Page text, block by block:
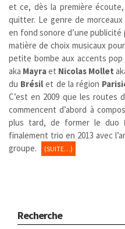
et ce, dès la première
quitter. Le genre de
en fond sonore d’une
matière de choix musicaux
petite bombe aux accents
aka Mayraet Nicolas Mollet
du Brésil et de la région
C’est en 2009 que les routes
commencent d’abord à
plus tard, de former le duo
finalement trio en 2013 avec
groupe.
(SUITE…)
Recherche